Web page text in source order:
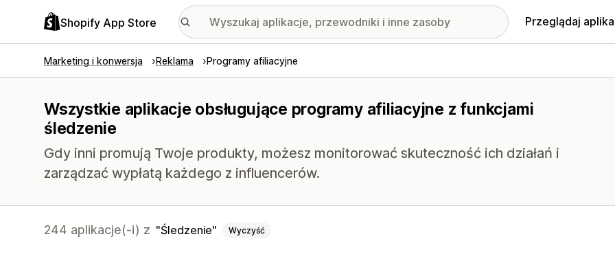
Shopify App Store Przeglądaj
Marketing i konwersja Reklama Programy afiliacyjne
Wszystkie aplikacje obsługujące programy afiliacyjne z funkcjami
śledzenie
Gdy inni promują Twoje produkty, możesz monitorować skuteczność ich działań i
zarządzać wypłatą każdego z influencerów.
244 aplikacje(-i) z Śledzenie Wyczyść